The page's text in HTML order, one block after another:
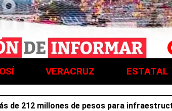
VERACRUZ ESTATAL
millones de pesos para infraestructura